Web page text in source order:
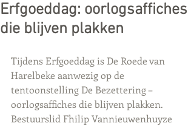
Erfgoeddag: oorlogsaffiches
die blijven plakken
Tijdens Erfgoeddag is De Roede van
Harelbeke aanwezig op de
tentoonstelling De Bezettering –
oorlogsaffiches die blijven plakken.
Bestuurslid Fhilip Vannieuwenhuyze